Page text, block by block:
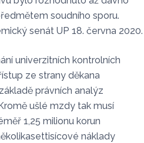
soudního sporu.
senát UP 18. června 2020.
univerzitních kontrolních
ze strany děkana
právních analýz
ušlé mzdy tak musí
1,25 milionu korun
náklady